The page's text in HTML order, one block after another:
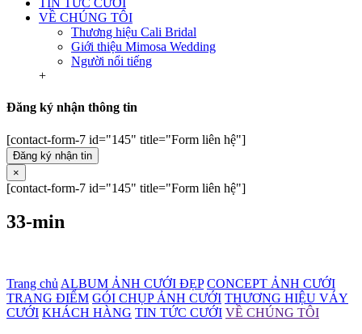
TIN TỨC CƯỚI
VỀ CHÚNG TÔI
Thương hiệu Cali Bridal
Giới thiệu Mimosa Wedding
Người nổi tiếng
+
Đăng ký nhận thông tin
[contact-form-7 id="145" title="Form liên hệ"]
Đăng ký nhận tin
×
[contact-form-7 id="145" title="Form liên hệ"]
33-min
Trang chủ ALBUM ẢNH CƯỚI ĐẸP CONCEPT ẢNH CƯỚI
TRANG ĐIỂM GÓI CHỤP ẢNH CƯỚI THƯƠNG HIỆU VÁY
CƯỚI KHÁCH HÀNG TIN TỨC CƯỚI VỀ CHÚNG TÔI